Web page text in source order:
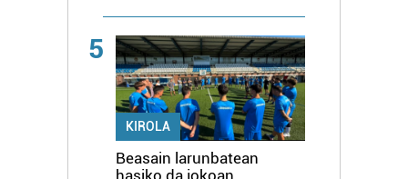
5
KIROLA
Beasain larunbatean
hasiko da jokoan